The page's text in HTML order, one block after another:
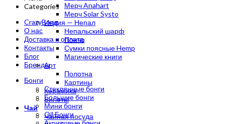
Мерч Anahart
Мерч Solar Systo
Индия — Непал
Непальский шарф
Пончо
Сумки поясные Hemp
Магические книги
Арт
Полотна
Картины
Керамика
Билеты
Чай
Чайная посуда
Categories
CrazyBong
О нас
Доставка и оплата
Контакты
Блог
Бренды
Бонги
Стеклянные бонги
Большие бонги
Мини бонги
Oil Бонги